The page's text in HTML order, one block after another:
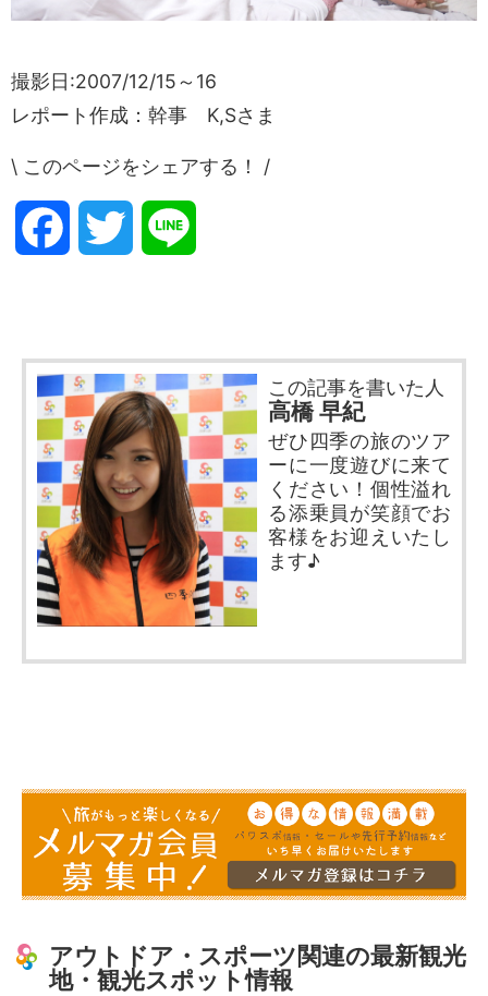
撮影日:2007/12/15～16
レポート作成：幹事 K,Sさま
\ このページをシェアする！ /
e
b
o
o
t
t
e
r
e この記事を書いた人
高橋 早紀
ぜひ四季の旅のツア
ーに一度遊びに来て
ください！個性溢れ
る添乗員が笑顔でお
客様をお迎えいたし
ます♪
アウトドア・スポーツ関連の最新観光
地・観光スポット情報